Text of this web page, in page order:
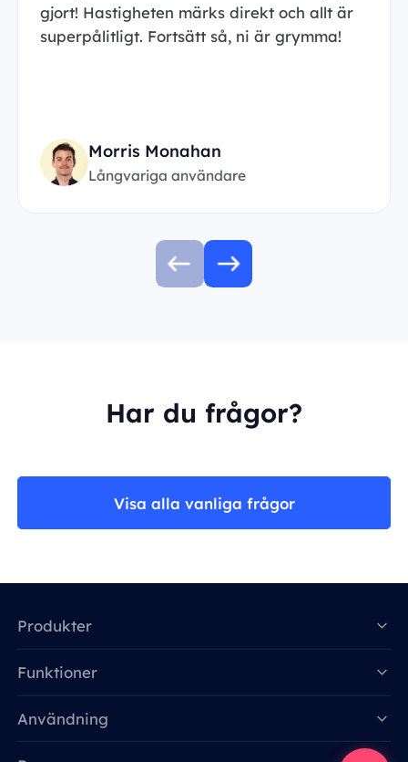
gjort! Hastigheten märks direkt och allt är
superpålitligt. Fortsätt så, ni är grymma!
Morris Monahan
Långvariga användare
Har du frågor?
Visa alla vanliga frågor
Produkter
Funktioner
Användning